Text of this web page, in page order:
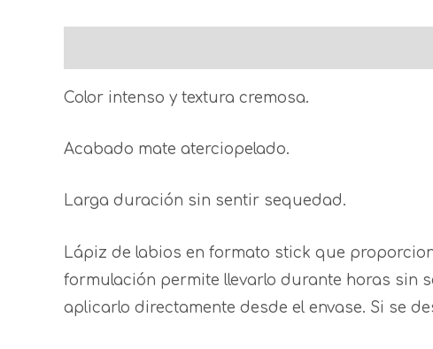
Color intenso y textura cremosa.
Acabado mate aterciopelado.
Larga duración sin sentir sequedad.
Lápiz de labios en formato stick que
formulación permite llevarlo durante horas sin
aplicarlo directamente desde el envase. Si se